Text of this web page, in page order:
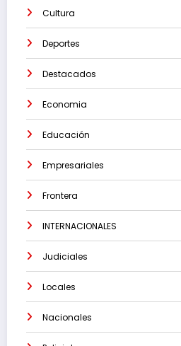
Cultura
Deportes
Destacados
Economia
Educación
Empresariales
Frontera
INTERNACIONALES
Judiciales
Locales
Nacionales